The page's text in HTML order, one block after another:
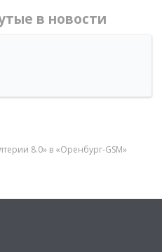
в новости
8.0» в «Оренбург-GSM»